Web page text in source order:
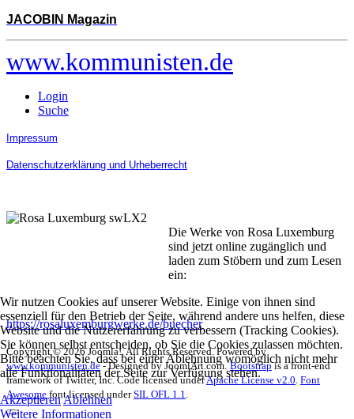
JACOBIN Magazin
www.kommunisten.de
Login
Suche
Impressum
Datenschutzerklärung und Urheberrecht
Die Werke von Rosa Luxemburg
sind jetzt online zugänglich und
laden zum Stöbern und zum Lesen
ein:
https://rosaluxemburgwerke.de/buecher
Copyright © 2026 Joomla!. All Rights Reserved. Powered by
www.kommunisten.de- Designed by JoomlArt.com. Bootstrapis a front-end
framework of Twitter, Inc. Code licensed underApache License v2.0 Font
Awesome font licensed underSIL OFL 1.1
Wir nutzen Cookies auf unserer Website. Einige von ihnen sind
essenziell für den Betrieb der Seite, während andere uns helfen, diese
Website und die Nutzererfahrung zu verbessern (Tracking Cookies).
Sie können selbst entscheiden, ob Sie die Cookies zulassen möchten.
Bitte beachten Sie, dass bei einer Ablehnung womöglich nicht mehr
alle Funktionalitäten der Seite zur Verfügung stehen.
AkzeptierenAblehnen
Weitere Informationen